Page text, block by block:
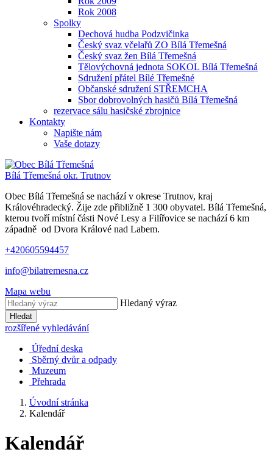
Rok 2008
Spolky
Dechová hudba Podzvičinka
Český svaz včelařů ZO Bílá Třemešná
Český svaz žen Bílá Třemešná
Tělovýchovná jednota SOKOL Bílá Třemešná
Sdružení přátel Bílé Třemešné
Občanské sdružení STŘEMCHA
Sbor dobrovolných hasičů Bílá Třemešná
rezervace sálu hasičské zbrojnice
Kontakty
Napište nám
Vaše dotazy
Bílá Třemešná okr. Trutnov
Obec Bílá Třemešná se nachází v okrese Trutnov, kraj
Královéhradecký. Žije zde přibližně 1 300 obyvatel. Bílá Třemešná,
kterou tvoří místní části Nové Lesy a Filířovice se nachází 6 km
západně od Dvora Králové nad Labem.
+420605594457
info@bilatremesna.cz
Mapa webu
Hledaný výraz
Hledat
rozšířené vyhledávání
Úřední deska
Sběrný dvůr a odpady
Muzeum
Přehrada
Úvodní stránka
Kalendář
Kalendář